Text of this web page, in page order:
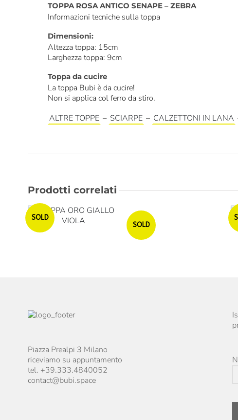
TOPPA ROSA ANTICO SENAPE – ZEBRA
Informazioni tecniche sulla toppa
Dimensioni:
Altezza toppa: 15cm
Larghezza toppa: 9cm
Toppa da cucire
La toppa Bubi è da cucire!
Non si applica col ferro da stiro.
ALTRE TOPPE – SCIARPE – CALZETTONI IN LANA
Prodotti correlati
Esaurito
SOLD
SOLD
Piazza Prealpi 3 Milano
riceviamo su appuntamento
tel. +39.333.4840052
contact@bubi.space